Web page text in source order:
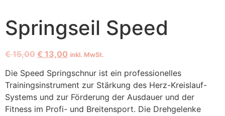
Springseil Speed
€15,00 € 13,00 inkl. MwSt.
Die Speed Springschnur ist ein professionelles
Trainingsinstrument zur Stärkung des Herz-Kreislauf-
Systems und zur Förderung der Ausdauer und der
Fitness im Profi- und Breitensport. Die Drehgelenke